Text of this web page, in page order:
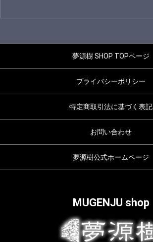
夢源樹 SHOP TOPページ
プライバシーポリシー
特定商取引法に基づく表記
お問い合わせ
夢源樹公式ホームページ
MUGENJU shop